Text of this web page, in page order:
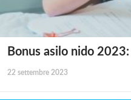
Bonus asilo nido
22 settembre 2023